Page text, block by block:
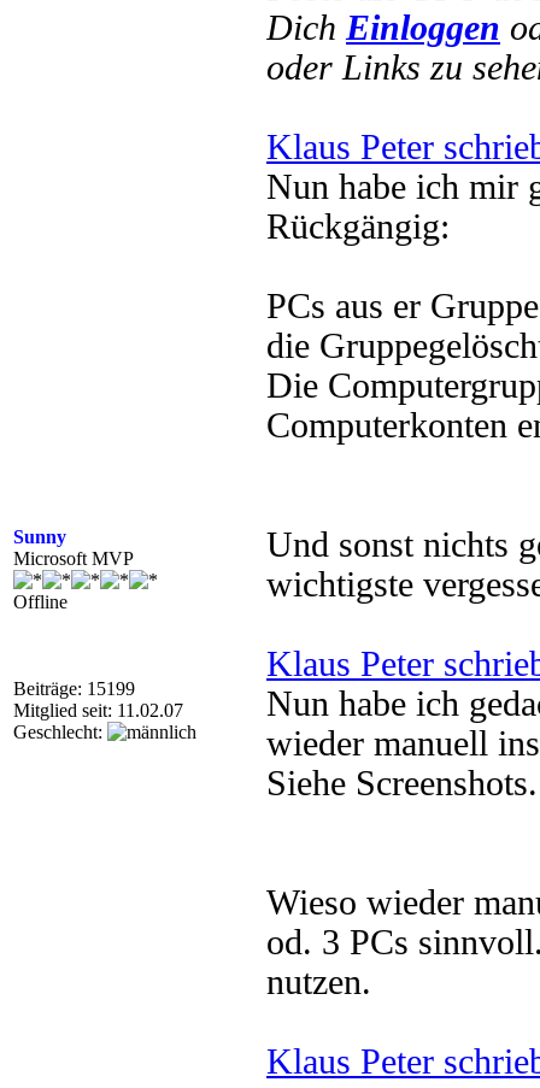
Sunny
Microsoft MVP
Offline
Beiträge: 15199
Mitglied seit: 11.02.07
Geschlecht:
Dich Einloggen
oder Links zu
Klaus Peter
Nun habe ich mir
Rückgängig:
PCs aus er
die
Die
Computerkonten
Und sonst nichts
wichtigste
Klaus Peter
Nun habe ich
wieder manuell
Siehe Screenshots.
Wieso wieder
od. 3 PCs
nutzen.
Klaus Peter